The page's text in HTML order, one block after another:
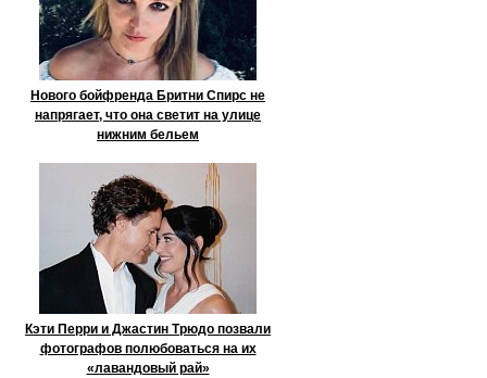
Нового бойфренда Бритни Спирс не
напрягает, что она светит на улице
нижним бельем
Кэти Перри и Джастин Трюдо позвали
фотографов полюбоваться на их
«лавандовый рай»